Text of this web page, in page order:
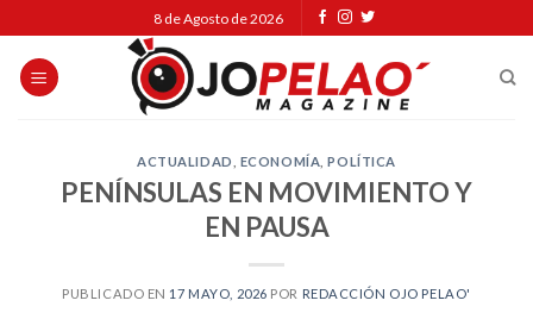
to
content
8 de Agosto de 2026
ACTUALIDAD ECONOMÍA ,POLÍTICA
PENÍNSULAS EN MOVIMIENTO Y
EN PAUSA
PUBLICADO EN 17 MAYO, 2026 POR REDACCIÓN OJO PELAO'